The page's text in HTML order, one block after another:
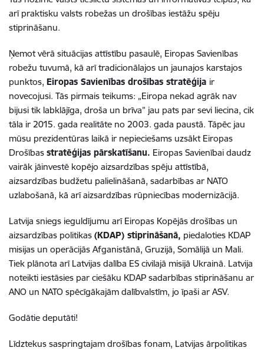
arī praktisku valsts robežas un drošības iestāžu spēju
stiprināšanu.
Ņemot vērā situācijas attīstību pasaulē, Eiropas Savienības
robežu tuvumā, kā arī tradicionālajos un jaunajos karstajos
punktos, Eiropas Savienības drošības stratēģija ir
novecojusi. Tās pirmais teikums: „Eiropa nekad agrāk nav
bijusi tik labklājīga, droša un brīva” jau pats par sevi liecina, cik
tāla ir 2015. gada realitāte no 2003. gada paustā. Tāpēc jau
mūsu prezidentūras laikā ir nepieciešams uzsākt Eiropas
Drošības stratēģijas pārskatīšanu. Eiropas Savienībai daudz
vairāk jāinvestē kopējo aizsardzības spēju attīstībā,
aizsardzības budžetu palielināšanā, sadarbības ar NATO
uzlabošanā, kā arī aizsardzības rūpniecības modernizācijā.
Latvija sniegs ieguldījumu arī Eiropas Kopējās drošības un
aizsardzības politikas (KDAP) stiprināšanā, piedaloties KDAP
misijas un operācijās Afganistānā, Gruzijā, Somālijā un Mali.
Tiek plānota arī Latvijas dalība ES civilajā misijā Ukrainā. Latvija
noteikti iestāsies par ciešāku KDAP sadarbības stiprināšanu ar
ANO un NATO spēcīgākajām dalībvalstīm, jo īpaši ar ASV.
Godātie deputāti!
Līdztekus saspringtajam drošības fonam, Latvijas ārpolitikas